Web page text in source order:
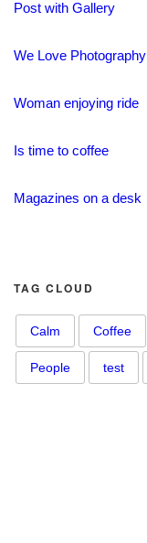
Post with Gallery
We Love Photography
Woman enjoying ride
Is time to coffee
Magazines on a desk
TAG CLOUD
Calm Coffee
People test